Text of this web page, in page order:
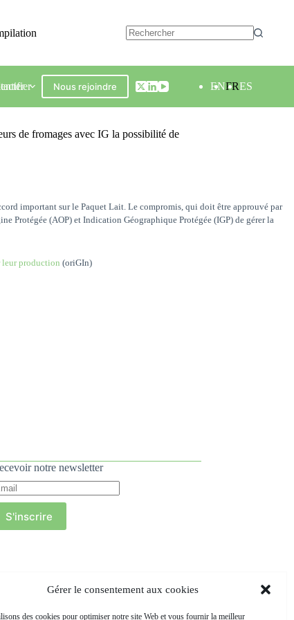
Gérer le consentement aux cookies
des cookies pour optimiser notre site Web et vous fournir la meilleur
Nous rejoindre ENFRES
de fromages avec IG la possibilité de
important sur le Paquet Lait. Le compromis, qui doit être approuvé par
Protégée (AOP) et Indication Géographique Protégée (IGP) de gérer la
leur production (oriGIn)
notre newsletter
S'inscrire